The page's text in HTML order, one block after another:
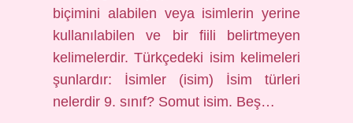
biçimini alabilen veya isimlerin yerine
kullanılabilen ve bir fiili belirtmeyen
kelimelerdir. Türkçedeki isim kelimeleri
şunlardır: İsimler (isim) İsim türleri
nelerdir 9. sınıf? Somut isim. Beş…